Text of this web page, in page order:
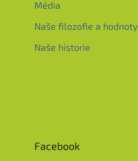
Média
Naše filozofie a hodnoty
Naše historie
Facebook